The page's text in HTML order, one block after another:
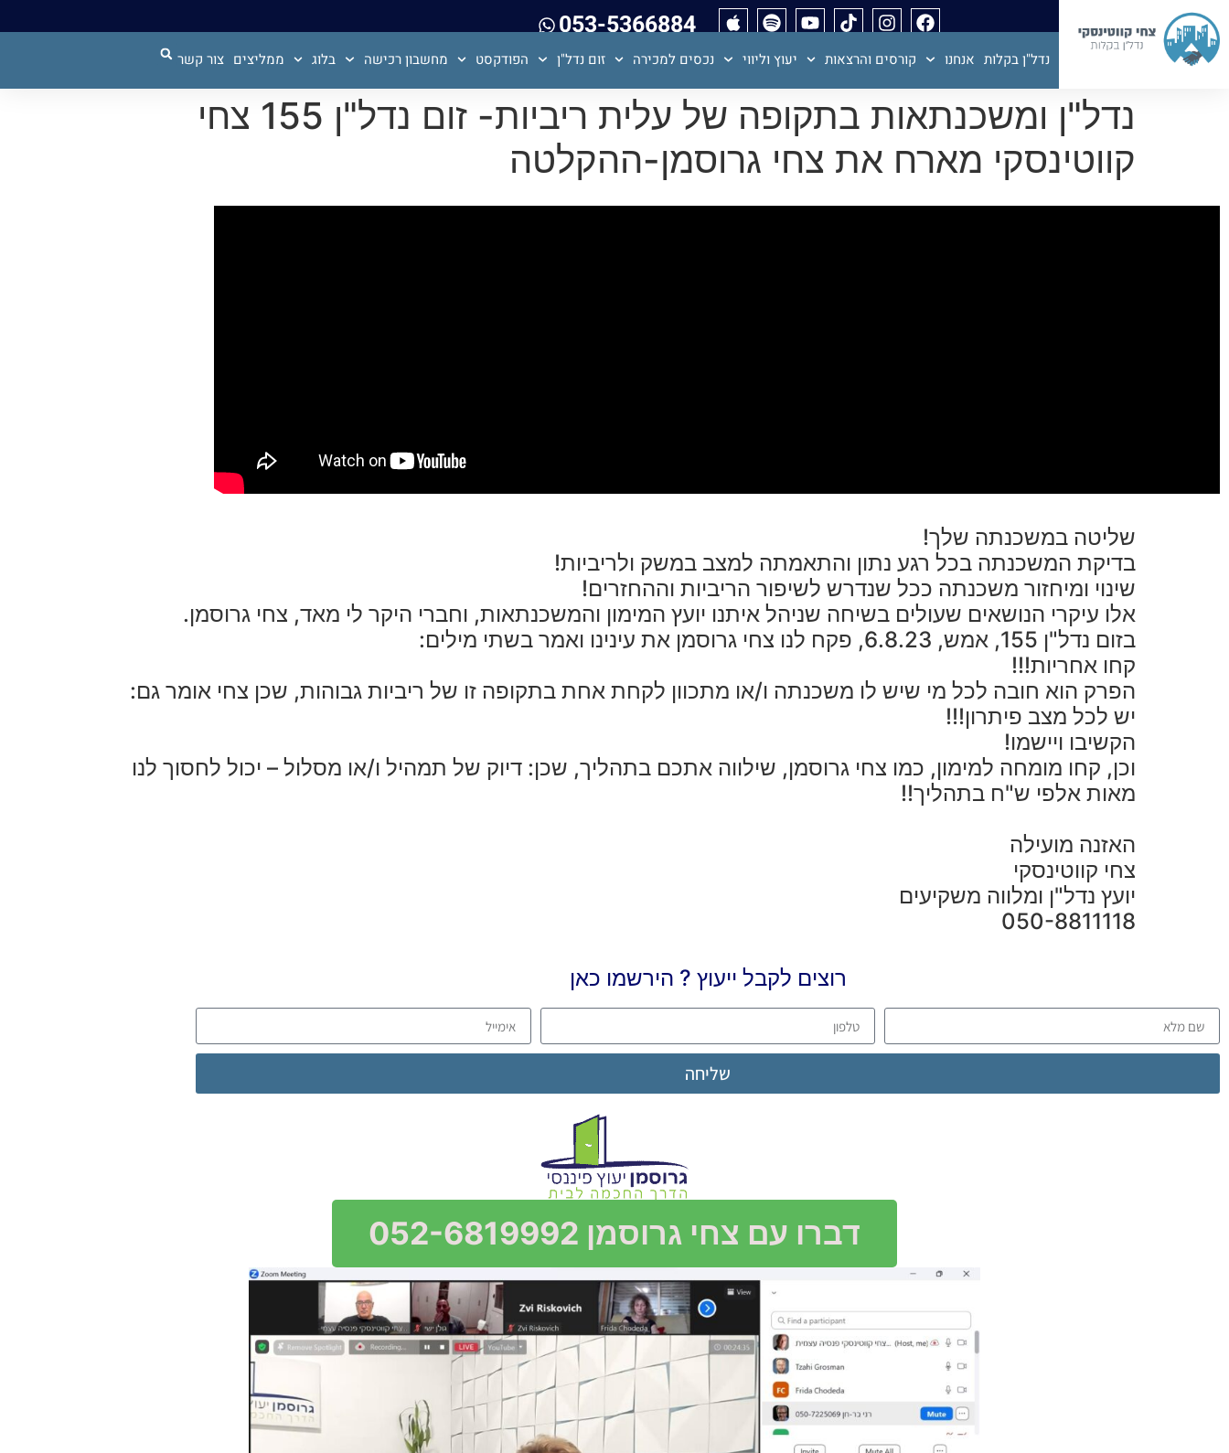
053-5366884
נדל"ן בקלות אנחנו קורסים והרצאות יעוץ וליווי נכסים למכירה זום נדל"ן הפודקסט מחשבון רכישה בלוג ממליצים צור קשר
נדל"ן ומשכנתאות בתקופה של עלית ריביות- זום נדל"ן 155 צחי
קווטינסקי מארח את צחי גרוסמן-ההקלטה
שליטה במשכנתה שלך!
בדיקת המשכנתה בכל רגע נתון והתאמתה למצב במשק ולריביות!
שינוי ומיחזור משכנתה ככל שנדרש לשיפור הריביות וההחזרים!
אלו עיקרי הנושאים שעולים בשיחה שניהל איתנו יועץ המימון והמשכנתאות, וחברי היקר לי מאד, צחי גרוסמן.
בזום נדל"ן 155, אמש, 6.8.23, פקח לנו צחי גרוסמן את עינינו ואמר בשתי מילים:
קחו אחריות!!!
הפרק הוא חובה לכל מי שיש לו משכנתה ו/או מתכוון לקחת אחת בתקופה זו של ריביות גבוהות, שכן צחי אומר גם:
יש לכל מצב פיתרון!!!
הקשיבו ויישמו!
וכן, קחו מומחה למימון, כמו צחי גרוסמן, שילווה אתכם בתהליך, שכן: דיוק של תמהיל ו/או מסלול – יכול לחסוך לנו
מאות אלפי ש"ח בתהליך!!
האזנה מועילה
צחי קווטינסקי
יועץ נדל"ן ומלווה משקיעים
050-8811118
רוצים לקבל ייעוץ ? הירשמו כאן
שליחה
דברו עם צחי גרוסמן 052-6819992